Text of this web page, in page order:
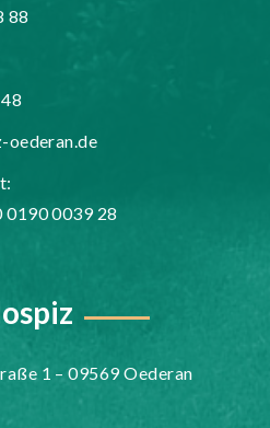
88
oederan.de
0190 0039 28
1 – 09569 Oederan